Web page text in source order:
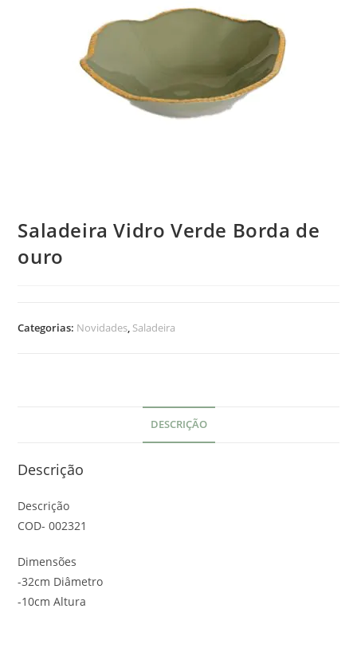
Saladeira Vidro Verde Borda de
ouro
Categorias: Novidades, Saladeira
DESCRIÇÃO
Descrição
Descrição
COD- 002321
Dimensões
-32cm Diâmetro
-10cm Altura